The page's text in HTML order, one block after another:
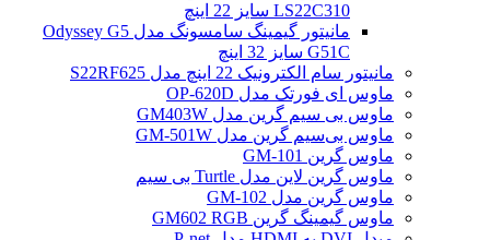
LS22C310 سایز 22 اینچ
مانیتور گیمینگ سامسونگ مدل Odyssey G5
G51C سایز 32 اینچ
مانیتور سام الکترونیک 22 اینچ مدل S22RF625
ماوس ای فورتک مدل OP-620D
ماوس بی سیم گرین مدل GM403W
ماوس بی‌سیم گرین مدل GM-501W
ماوس گرین GM-101
ماوس گرین لاین مدل Turtle بی سیم
ماوس گرین مدل GM-102
ماوس گیمینگ گرین GM602 RGB